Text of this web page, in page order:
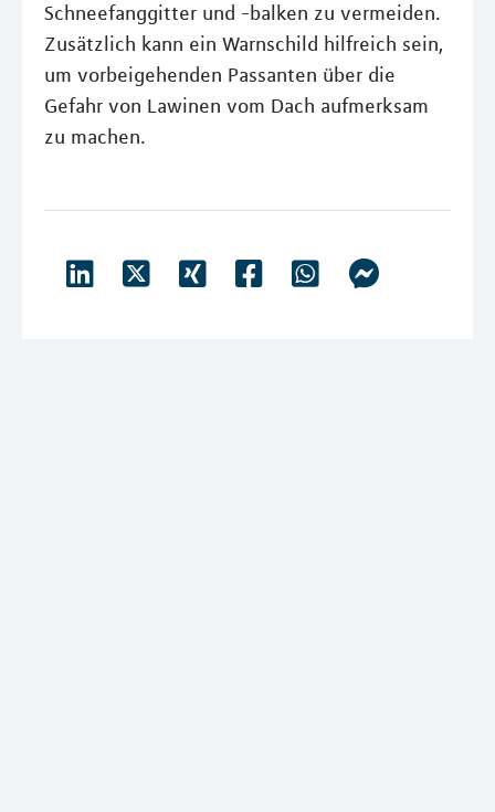
Schneefanggitter und -balken zu vermeiden.
Zusätzlich kann ein Warnschild hilfreich sein,
um vorbeigehenden Passanten über die
Gefahr von Lawinen vom Dach aufmerksam
zu machen.